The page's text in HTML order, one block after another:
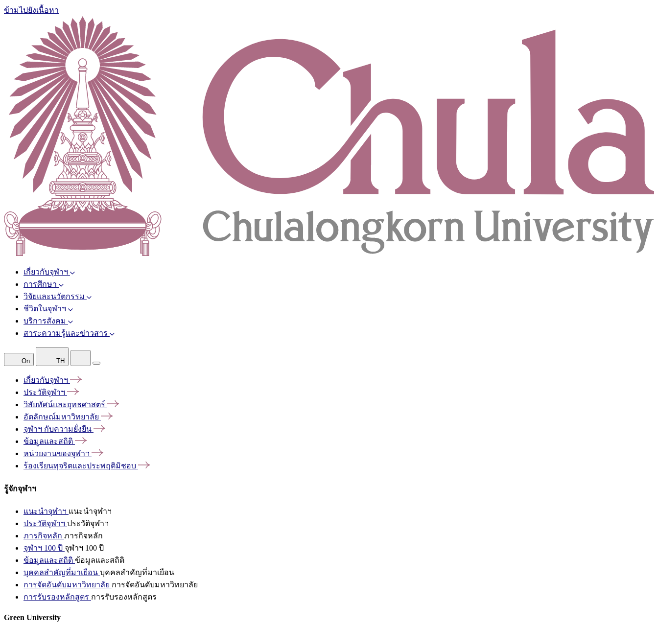
ข้ามไปยังเนื้อหา
เกี่ยวกับจุฬาฯ
การศึกษา
วิจัยและนวัตกรรม
ชีวิตในจุฬาฯ
บริการสังคม
สาระความรู้และข่าวสาร
On TH
เกี่ยวกับจุฬาฯ
ประวัติจุฬาฯ
วิสัยทัศน์และยุทธศาสตร์
อัตลักษณ์มหาวิทยาลัย
จุฬาฯ กับความยั่งยืน
ข้อมูลและสถิติ
หน่วยงานของจุฬาฯ
ร้องเรียนทุจริตและประพฤติมิชอบ
รู้จักจุฬาฯ
แนะนำจุฬาฯ แนะนำจุฬาฯ
ประวัติจุฬาฯ ประวัติจุฬาฯ
ภารกิจหลัก ภารกิจหลัก
จุฬาฯ 100 ปี จุฬาฯ 100 ปี
ข้อมูลและสถิติ ข้อมูลและสถิติ
บุคคลสำคัญที่มาเยือน บุคคลสำคัญที่มาเยือน
การจัดอันดับมหาวิทยาลัย การจัดอันดับมหาวิทยาลัย
การรับรองหลักสูตร การรับรองหลักสูตร
Green University